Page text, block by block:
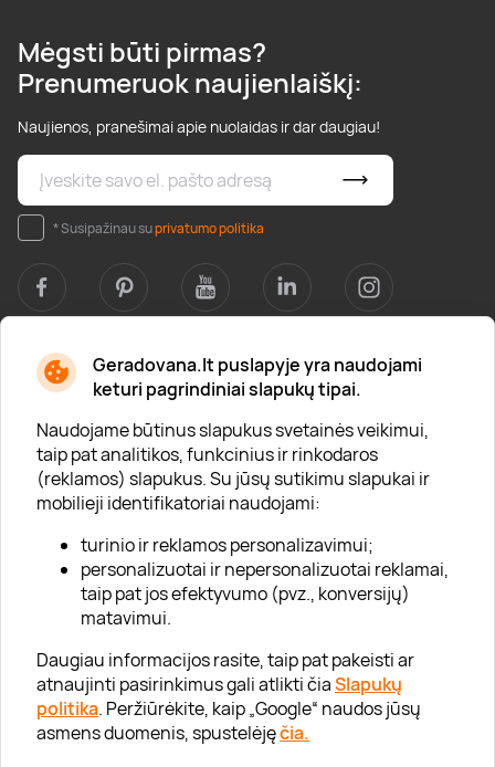
Geradovana.lt puslapyje yra naudojami
keturi pagrindiniai slapukų tipai.
Naudojame būtinus slapukus svetainės veikimui,
taip pat analitikos, funkcinius ir rinkodaros
(reklamos) slapukus. Su jūsų sutikimu slapukai ir
mobilieji identifikatoriai naudojami:
turinio ir reklamos personalizavimui;
personalizuotai ir nepersonalizuotai reklamai,
taip pat jos efektyvumo (pvz., konversijų)
matavimui.
Daugiau informacijos rasite, taip pat pakeisti ar
atnaujinti pasirinkimus gali atlikti čiaSlapukų
politika. Peržiūrėkite, kaip „Google“ naudos jūsų
asmens duomenis, spustelėjęčia.
Mėgsti būti pirmas?
Prenumeruok naujienlaiškį:
Naujienos, pranešimai apie nuolaidas ir dar daugiau!
* Susipažinau suprivatumo politika
Apie mus
Apie „Gera Dovana“
Lojalumo klubas
Karjera
Visi partneriai
Kontaktai
Tinklaraštis
Informacija